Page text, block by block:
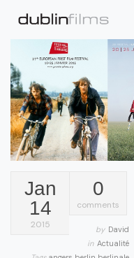
Jan
14
2015
0
comments
by David
in Actualité